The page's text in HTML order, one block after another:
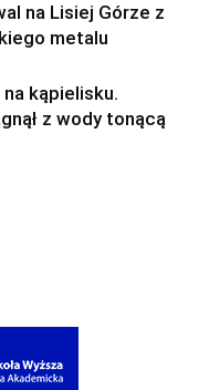
na Lisiej Górze z
metalu
kąpielisku.
z wody tonącą